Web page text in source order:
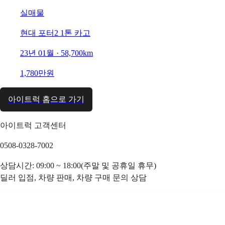
실매물
현대 포터2 1톤 카고
23년 01월 · 58,700km
1,780만원
아이트럭 홈으로 가기
아이트럭 고객센터
0508-0328-7002
상담시간: 09:00 ~ 18:00(주말 및 공휴일 휴무)
딜러 입점, 차량 판매, 차량 구매 문의 상담